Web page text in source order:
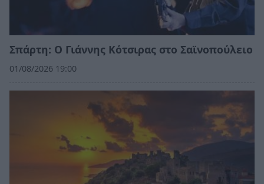
Σπάρτη: Ο Γιάννης Κότσιρας στο Σαϊνοπούλειο
01/08/2026 19:00